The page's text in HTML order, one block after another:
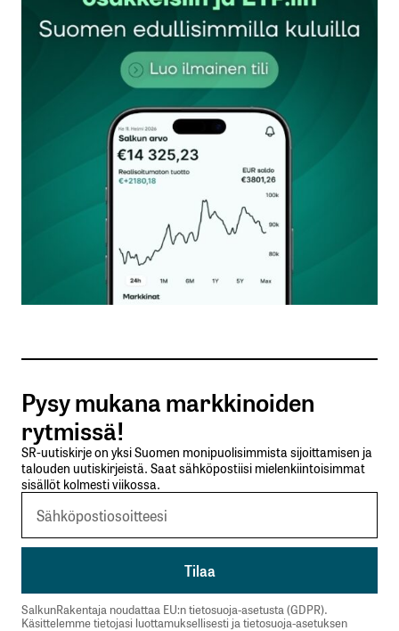
Sähköpostiosoitettasi ei julkaista.Pakolliset
kentät on merkitty*
Kommentti*
Nimesi tai nimimerkkisi
Sähköpostiosoitteesi
Tilaa SalkunRakentajan uutiskirje
Lähetä kommentti
Pysy mukana markkinoiden
rytmissä!
SR-uutiskirje on yksi Suomen monipuolisimmista sijoittamisen ja
talouden uutiskirjeistä. Saat sähköpostiisi mielenkiintoisimmat
sisällöt kolmesti viikossa.
SalkunRakentaja noudattaa EU:n tietosuoja-asetusta (GDPR).
Käsittelemme tietojasi luottamuksellisesti ja tietosuoja-asetuksen